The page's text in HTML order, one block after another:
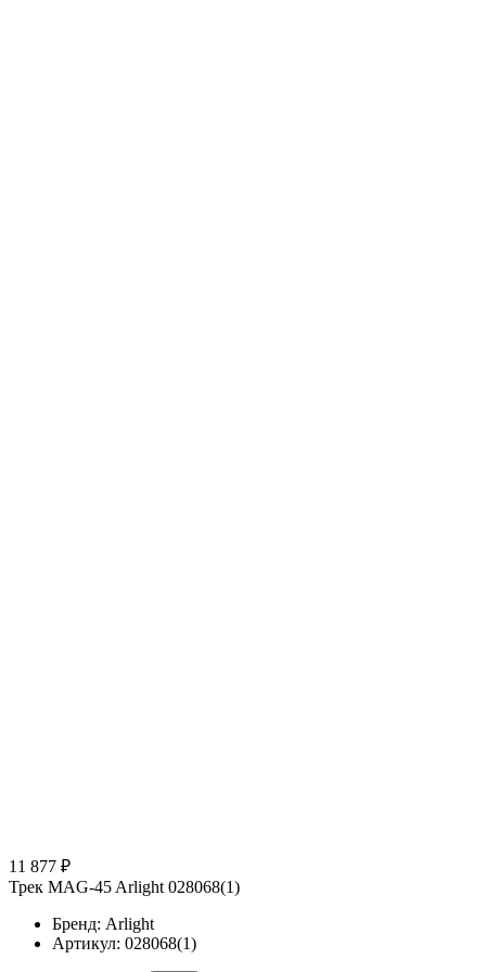
11 877 ₽
Трек MAG-45 Arlight 028068(1)
Бренд: Arlight
Артикул: 028068(1)